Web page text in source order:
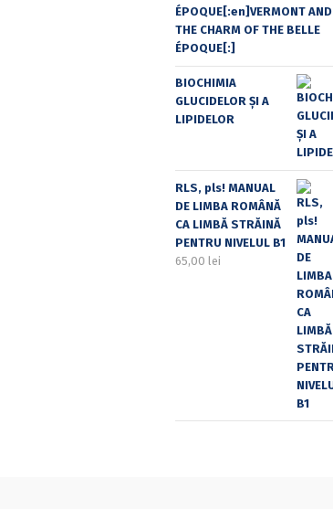
ÉPOQUE[:en]VERMONT AND
THE CHARM OF THE BELLE
ÉPOQUE[:]
BIOCHIMIA
GLUCIDELOR ȘI A
LIPIDELOR
RLS, pls! MANUAL
DE LIMBA ROMÂNĂ
CA LIMBĂ STRĂINĂ
PENTRU NIVELUL B1
65,00 lei